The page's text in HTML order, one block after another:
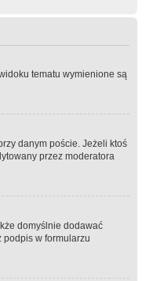
tematu wymienione są
danym poście. Jeżeli ktoś
przez moderatora
domyślnie dodawać
podpis w formularzu